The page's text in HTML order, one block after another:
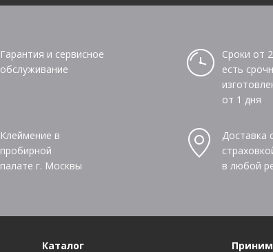
Гарантия и сервисное
обслуживание
Сроки от
есть
от 1 дня
Клеймение в
пробирной
палате г. Москвы
Доставка
в любой
Каталог